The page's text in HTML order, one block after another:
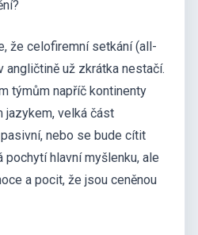
že celofiremní setkání (all-
angličtině už zkrátka nestačí.
týmům napříč kontinenty
jazykem, velká část
nebo se bude cítit
pochytí hlavní myšlenku, ale
a pocit, že jsou ceněnou